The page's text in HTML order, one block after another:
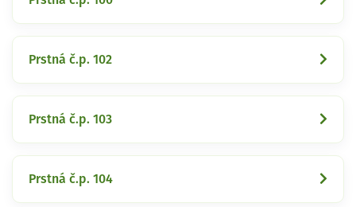
Prstná č.p. 102
Prstná č.p. 103
Prstná č.p. 104